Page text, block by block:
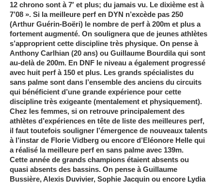
12 chrono sont à 7′ et plus; du jamais vu. Le dixième est à
7’08 ». Si la meilleure perf en DYN n’excède pas 250
(Arthur Guérin-Boëri) le nombre de perf à 200m et plus a
fortement augmenté. On souligneraque de jeunes athlètes
s’approprient cette discipline très physique. On pense à
Anthony Carlhian (20 ans) ou Guillaume Bourdila qui sont
au-delà de 200m. En DNF le niveau a également progressé
avec huit perf à 150 et plus. Les grands spécialistes du
sans palme sont dans l’ensemble des anciens du circuits
qui bénéficient d’une grande expérience pour cette
discipline très exigeante (mentalement et physiquement).
Chez les femmes, si on retrouve principalement des
athlètes d’expériences en tête de liste des meilleures perf,
il faut toutefois souligner l’émergence de nouveaux talents
à l’instar de Florie Vidberg ou encore d’Eléonore Helle qui
a réalisé la meilleure perf en sans palme avec 139m.
Cette année de grands champions étaient absents ou
quasi absents des bassins. On pense à Guillaume
Bussière, Alexis Duvivier, Sophie Jacquin ou encore Lydia